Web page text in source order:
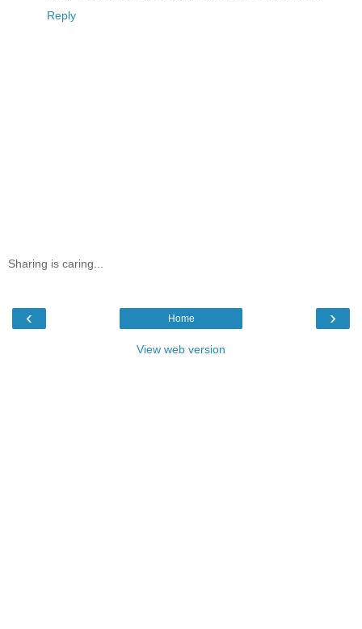
Reply
Sharing is caring...
‹ ›
Home
View web version